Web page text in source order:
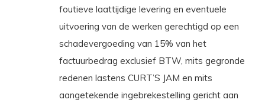
foutieve laattijdige levering en eventuele
uitvoering van de werken gerechtigd op een
schadevergoeding van 15% van het
factuurbedrag exclusief BTW, mits gegronde
redenen lastens CURT’S JAM en mits
aangetekende ingebrekestelling gericht aan